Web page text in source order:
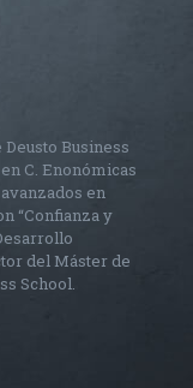
Business
C. Enonómicas
en
“Confianza y
del Máster de
School.